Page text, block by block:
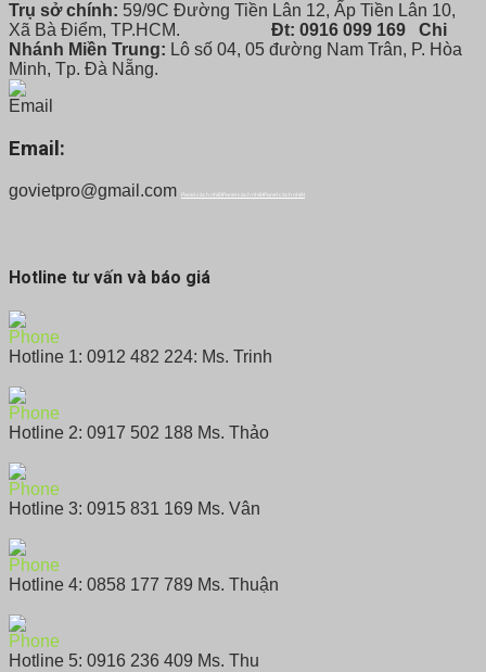
Trụ sở chính: 59/9C Đường Tiền Lân 12, Ấp Tiền Lân 10,
Xã Bà Điểm, TP.HCM.
Đt: 0916 099 169
Chi
Nhánh Miền Trung: Lô số 04, 05 đường Nam Trân, P. Hòa
Minh, Tp. Đà Nẵng.
Email:
govietpro@gmail.com Panel cách nhiệtPanel cách nhiệtPanel cách nhiệt
Hotline tư vấn và báo giá
Hotline 1: 0912 482 224: Ms. Trinh
Hotline 2: 0917 502 188 Ms. Thảo
Hotline 3: 0915 831 169 Ms. Vân
Hotline 4: 0858 177 789 Ms. Thuận
Hotline 5: 0916 236 409 Ms. Thu